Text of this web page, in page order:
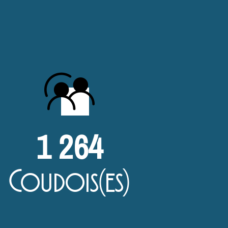
1 264
Coudois(es)